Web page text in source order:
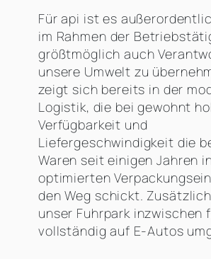
Für api ist es
im Rahmen der
größtmöglich auch
unsere Umwelt zu
zeigt sich bereits in der
Logistik, die bei gewohnt
Verfügbarkeit und
Liefergeschwindigkeit die
Waren seit einigen Jahren
optimierten
den Weg schickt.
unser Fuhrpark inzwischen
vollständig auf E-Autos